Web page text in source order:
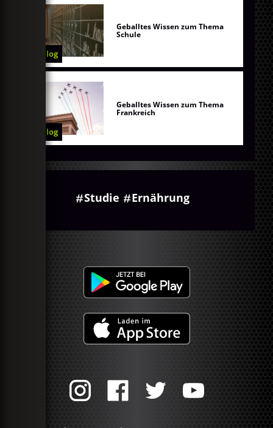
Blog
Geballtes Wissen zum Thema
Schule
Blog
Geballtes Wissen zum Thema
Frankreich
Studie Ernährung